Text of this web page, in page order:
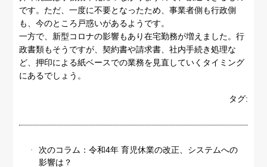
です。ただ、一度に不要となったため、事業者側も行政側
も、今のところ戸惑いがあるようです。
一方で、新型コロナの影響もあり在宅勤務が増えました。行
政書類もそうですが、契約書や請求書、社内手続き処理な
ど、押印による紙ベースでの業務を見直していくタイミング
にあるでしょう。
タグ:
次のコラム： 令和4年 育児休業の改正、システムへの
影響は？